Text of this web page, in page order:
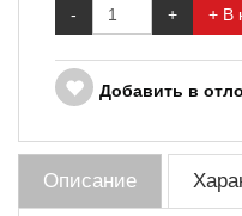
- + + В
Добавить в
Описание